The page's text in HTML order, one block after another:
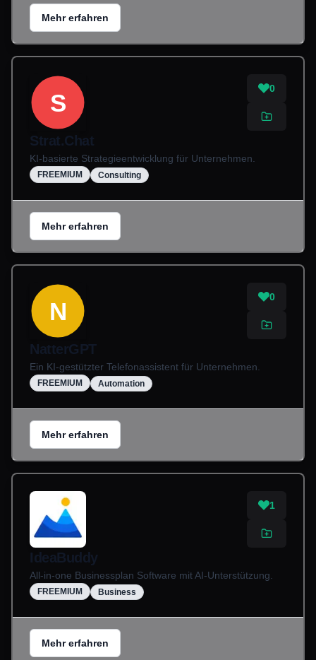
Mehr erfahren
S
0
Strat.Chat
KI-basierte Strategieentwicklung für Unternehmen.
FREEMIUM Consulting
Mehr erfahren
N
0
NatterGPT
Ein KI-gestützter Telefonassistent für Unternehmen.
FREEMIUM Automation
Mehr erfahren
1
IdeaBuddy
All-in-one Businessplan Software mit AI-Unterstützung.
FREEMIUM Business
Mehr erfahren